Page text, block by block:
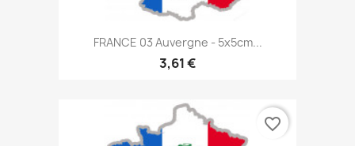
FRANCE 03 Auvergne - 5x5cm...
3,61 €
favorite_border